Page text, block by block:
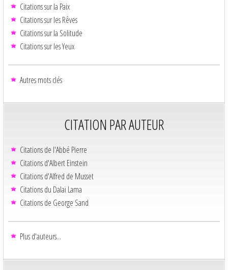
Citations sur la Paix
Citations sur les Rêves
Citations sur la Solitude
Citations sur les Yeux
Autres mots clés
CITATION PAR AUTEUR
Citations de l'Abbé Pierre
Citations d'Albert Einstein
Citations d'Alfred de Musset
Citations du Dalaï Lama
Citations de George Sand
Plus d'auteurs...